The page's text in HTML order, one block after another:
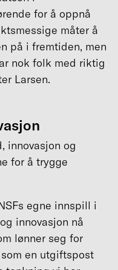
for å oppnå
måter å
på i fremtiden, men
nok folk med riktig
Larsen.
innovasjon og
for å trygge
egne innspill i
innovasjon nå
lønner seg for
en utgiftspost